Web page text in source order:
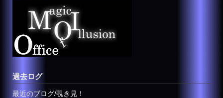
過去ログ
最近のブログ/覗き見！